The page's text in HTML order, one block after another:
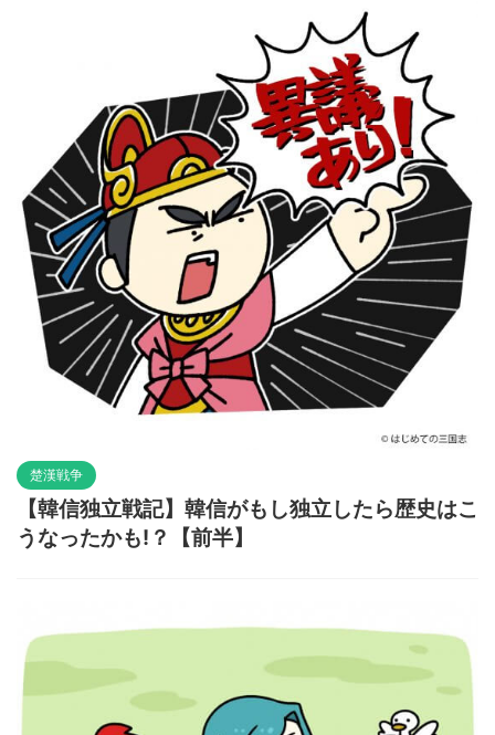
楚漢戦争
【韓信独立戦記】韓信がもし独立したら歴史はこ
うなったかも!？【前半】